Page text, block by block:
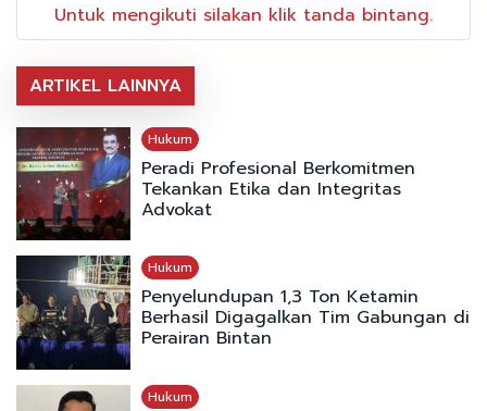
Untuk mengikuti silakan klik tanda bintang.
ARTIKEL LAINNYA
Hukum
Peradi Profesional Berkomitmen
Tekankan Etika dan Integritas
Advokat
Hukum
Penyelundupan 1,3 Ton Ketamin
Berhasil Digagalkan Tim Gabungan di
Perairan Bintan
Hukum